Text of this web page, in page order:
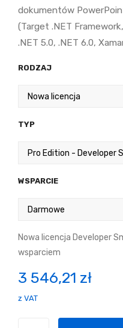
dokumentów
(Target .NET
.NET 5.0, .NET 6.0,
RODZAJ
TYP
WSPARCIE
Nowa licencja Developer
wsparciem
3 546,21 zł
z VAT